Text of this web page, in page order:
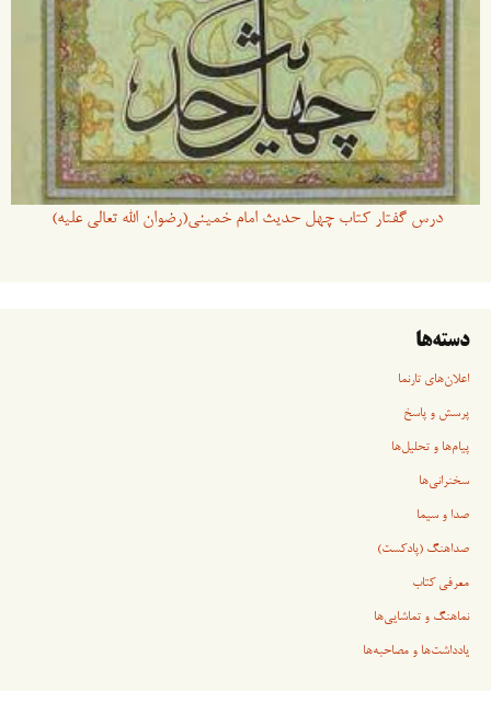
درس گفتار کتاب چهل حدیث امام خمینی(رضوان الله تعالی علیه)
دسته‌ها
اعلان‌های تارنما
پرسش و پاسخ
پیام‌ها و تحلیل‌ها
سخنرانی‏‏‌ها
صدا و سیما
صداهنگ (پادکست)
معرفی کتاب
نماهنگ و تماشایی‌ها
یادداشت‌ها و مصاحبه‌ها